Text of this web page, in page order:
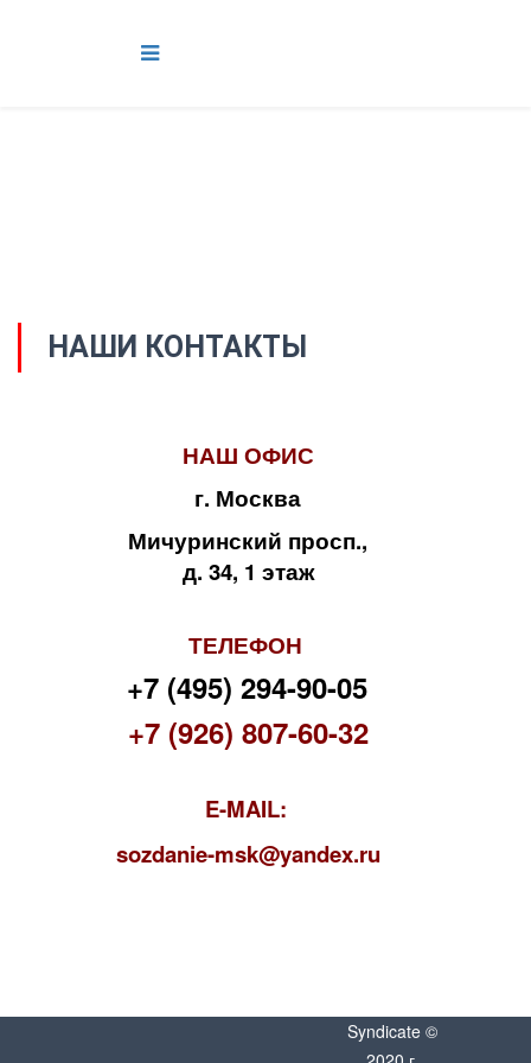
НАШИ КОНТАКТЫ
НАШ ОФИС
г. Москва
Мичуринский просп.,
д. 34, 1 этаж
ТЕЛЕФОН
+7 (495) 294-90-05
+7 (926) 807-60-32
E-MAIL:
sozdanie-msk@yandex.ru
Syndicate ©